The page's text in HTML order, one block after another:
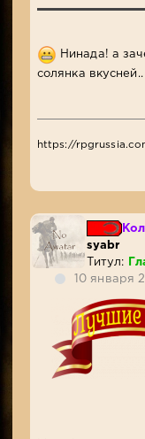
Нинада! а
солянка
https://
syabr
Титул:
10 января